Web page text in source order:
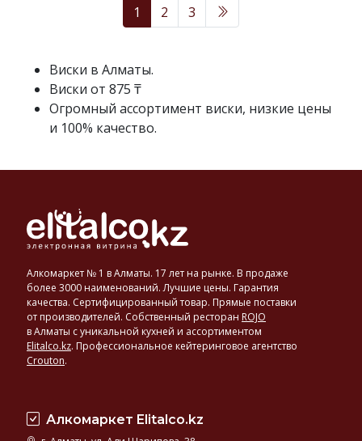
1 2 3
Виски в Алматы.
Виски от 875 ₸
Огромный ассортимент виски, низкие цены
и 100% качество.
Алкомаркет № 1 в Алматы. 17 лет на рынке. В продаже
более 3000 наименований. Лучшие цены. Гарантия
качества. Сертифицированный товар. Прямые поставки
от производителей. Собственный ресторан ROJO
в Алматы с уникальной кухней и ассортиментом
Elitalco.kz. Профессиональное кейтеринговое агентство
Crouton.
Алкомаркет Elitalco.kz